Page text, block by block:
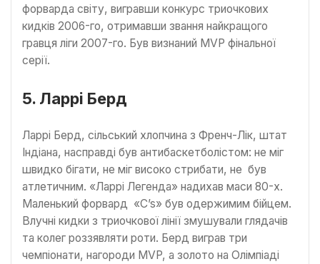
форварда світу, вигравши конкурс триочкових
кидків 2006-го, отримавши звання найкращого
гравця ліги 2007-го. Був визнаний MVP фінальної
серії.
5. Ларрі Берд
Ларрі Берд, сільський хлопчина з Френч-Лік, штат
Індіана, насправді був антибаскетболістом: не міг
швидко бігати, не міг високо стрибати, не був
атлетичним. «Ларрі Легенда» надихав маси 80-х.
Маленький форвард «C’s» був одержимим бійцем.
Влучні кидки з триочкової лінії змушували глядачів
та колег роззявляти роти. Берд виграв три
чемпіонати, нагороди MVP, а золото на Олімпіаді